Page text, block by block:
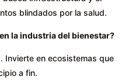
blindados por la salud.
la industria del bienestar?
Invierte en ecosistemas que
a fin.